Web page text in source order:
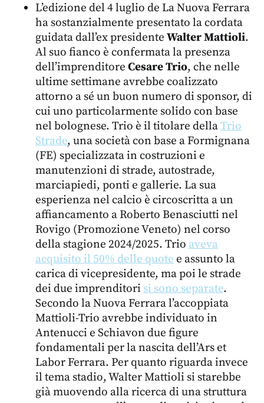
L’edizione del 4 luglio de La Nuova Ferrara
ha sostanzialmente presentato la cordata
guidata dall’ex presidente Walter Mattioli.
Al suo fianco è confermata la presenza
dell’imprenditore Cesare Trio, che nelle
ultime settimane avrebbe coalizzato
attorno a sé un buon numero di sponsor, di
cui uno particolarmente solido con base
nel bolognese. Trio è il titolare dellaTrio
Strade, una società con base a Formignana
(FE) specializzata in costruzioni e
manutenzioni di strade, autostrade,
marciapiedi, ponti e gallerie. La sua
esperienza nel calcio è circoscritta a un
affiancamento a Roberto Benasciutti nel
Rovigo (Promozione Veneto) nel corso
della stagione 2024/2025. Trio aveva
acquisito il 50% delle quote e assunto la
carica di vicepresidente, ma poi le strade
dei due imprenditori si sono separate.
Secondo la Nuova Ferrara l’accoppiata
Mattioli-Trio avrebbe individuato in
Antenucci e Schiavon due figure
fondamentali per la nascita dell’Ars et
Labor Ferrara. Per quanto riguarda invece
il tema stadio, Walter Mattioli si starebbe
già muovendo alla ricerca di una struttura